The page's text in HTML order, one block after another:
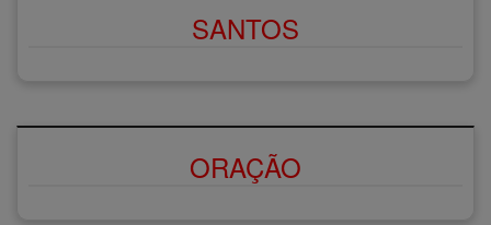
SANTOS
ORAÇÃO